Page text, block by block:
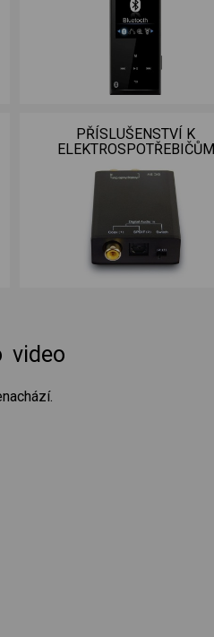
PŘÍSLUŠENSTVÍ K
ELEKTROSPOTŘEBIČŮM
video